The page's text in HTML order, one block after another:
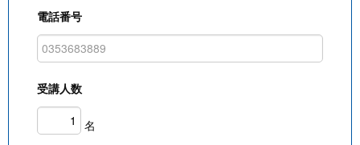
電話番号
受講人数
名